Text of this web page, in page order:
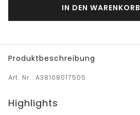
IN DEN WARENKORB
Produktbeschreibung
Art. Nr.: A38108017505
Highlights